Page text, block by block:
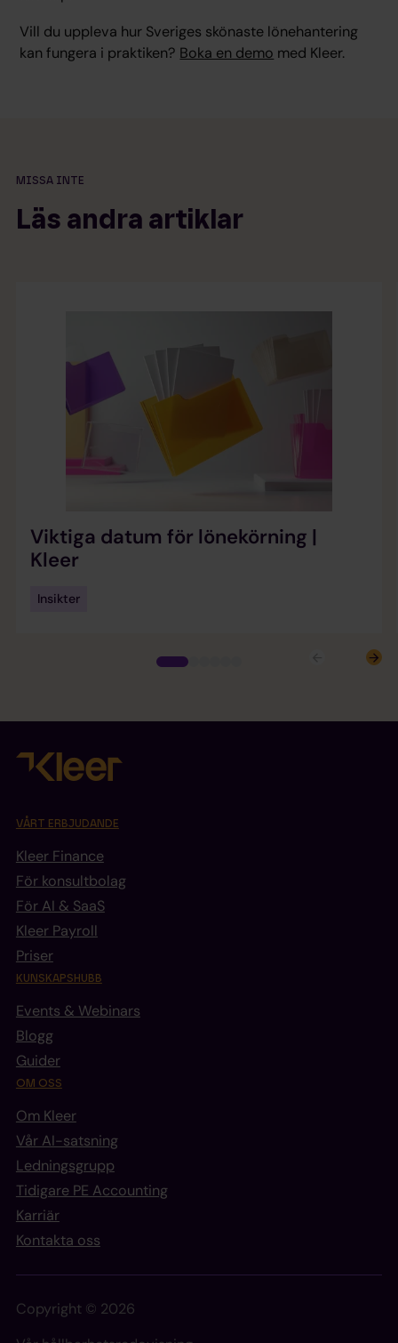
Vill du uppleva hur Sveriges skönaste lönehantering
kan fungera i praktiken? Boka en demo med Kleer.
MISSA INTE
Läs andra artiklar
Viktiga datum för lönekörning |
Kleer
Insikter
VÅRT ERBJUDANDE
Kleer Finance
För konsultbolag
För AI & SaaS
Kleer Payroll
Priser
KUNSKAPSHUBB
Events & Webinars
Blogg
Guider
OM OSS
Om Kleer
Vår AI-satsning
Ledningsgrupp
Tidigare PE Accounting
Karriär
Kontakta oss
Copyright © 2026